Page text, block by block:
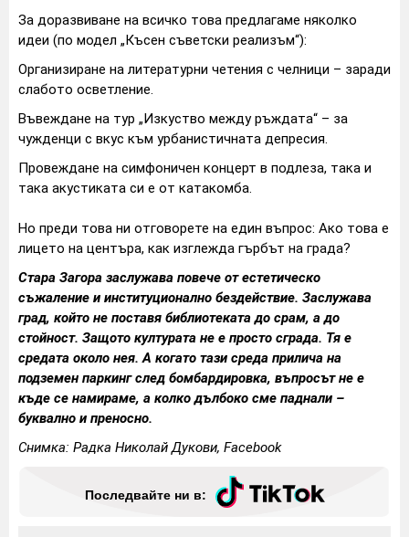
За доразвиване на всичко това предлагаме няколко
идеи (по модел „Късен съветски реализъм“):
Организиране на литературни четения с челници – заради
слабото осветление.
Въвеждане на тур „Изкуство между ръждата“ – за
чужденци с вкус към урбанистичната депресия.
Провеждане на симфоничен концерт в подлеза, така и
така акустиката си е от катакомба.
Но преди това ни отговорете на един въпрос: Ако това е
лицето на центъра, как изглежда гърбът на града?
Стара Загора заслужава повече от естетическо
съжаление и институционално бездействие. Заслужава
град, който не поставя библиотеката до срам, а до
стойност. Защото културата не е просто сграда. Тя е
средата около нея. А когато тази среда прилича на
подземен паркинг след бомбардировка, въпросът не е
къде се намираме, а колко дълбоко сме паднали –
буквално и преносно.
Снимка: Радка Николай Дукови, Facebook
Последвайте ни в: